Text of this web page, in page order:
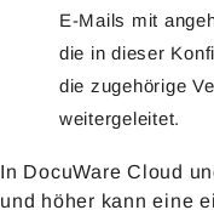
E-Mails mit
die in dieser
die zugehörige
weitergeleitet.
In DocuWare Cloud
und höher kann eine